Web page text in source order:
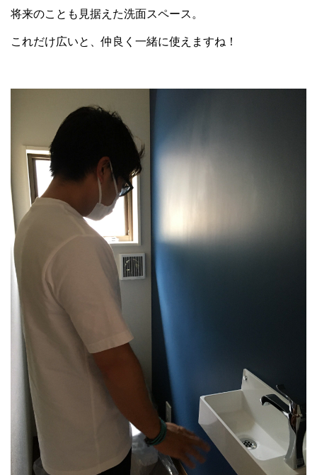
将来のことも見据えた洗面スペース。
これだけ広いと、仲良く一緒に使えますね！